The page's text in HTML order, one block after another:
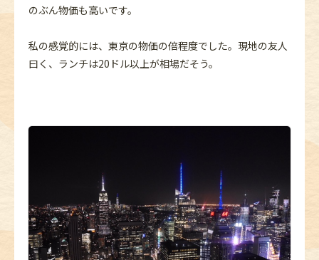
のぶん物価も高いです。
私の感覚的には、東京の物価の倍程度でした。現地の友人
曰く、ランチは20ドル以上が相場だそう。